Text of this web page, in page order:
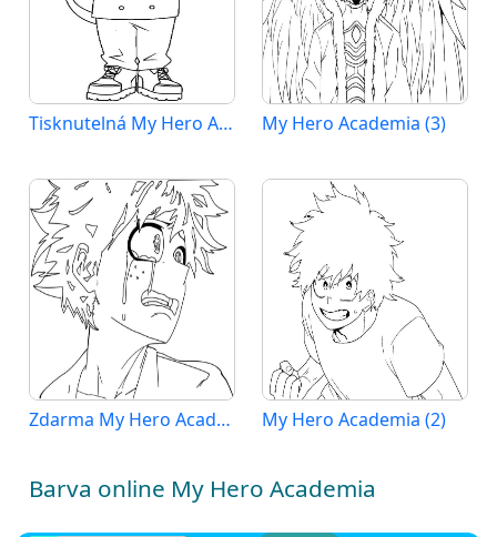
Tisknutelná My Hero Academia My Hero Academia (3)
Zdarma My Hero Academia pro Malé Děti My Hero Academia (2)
Barva online My Hero Academia